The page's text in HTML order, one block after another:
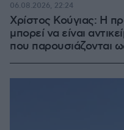
Χρίστος Κούγιας: Η
μπορεί να είναι
που παρουσιάζονται
06.08.2026, 22:24